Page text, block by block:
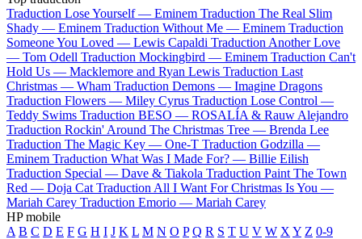
Traduction Lose Yourself — Eminem Traduction The Real Slim
Shady — Eminem Traduction Without Me — Eminem Traduction
Someone You Loved — Lewis Capaldi Traduction Another Love
— Tom Odell Traduction Mockingbird — Eminem Traduction Can't
Hold Us — Macklemore and Ryan Lewis Traduction Last
Christmas — Wham Traduction Demons — Imagine Dragons
Traduction Flowers — Miley Cyrus Traduction Lose Control —
Teddy Swims Traduction BESO — ROSALÍA & Rauw Alejandro
Traduction Rockin' Around The Christmas Tree — Brenda Lee
Traduction The Magic Key — One-T Traduction Godzilla —
Eminem Traduction What Was I Made For? — Billie Eilish
Traduction Special — Dave & Tiakola Traduction Paint The Town
Red — Doja Cat Traduction All I Want For Christmas Is You —
Mariah Carey Traduction Emorio — Mariah Carey
HP mobile
A B C D E F G H I J K L M N O P Q R S T U V W X Y Z 0-9